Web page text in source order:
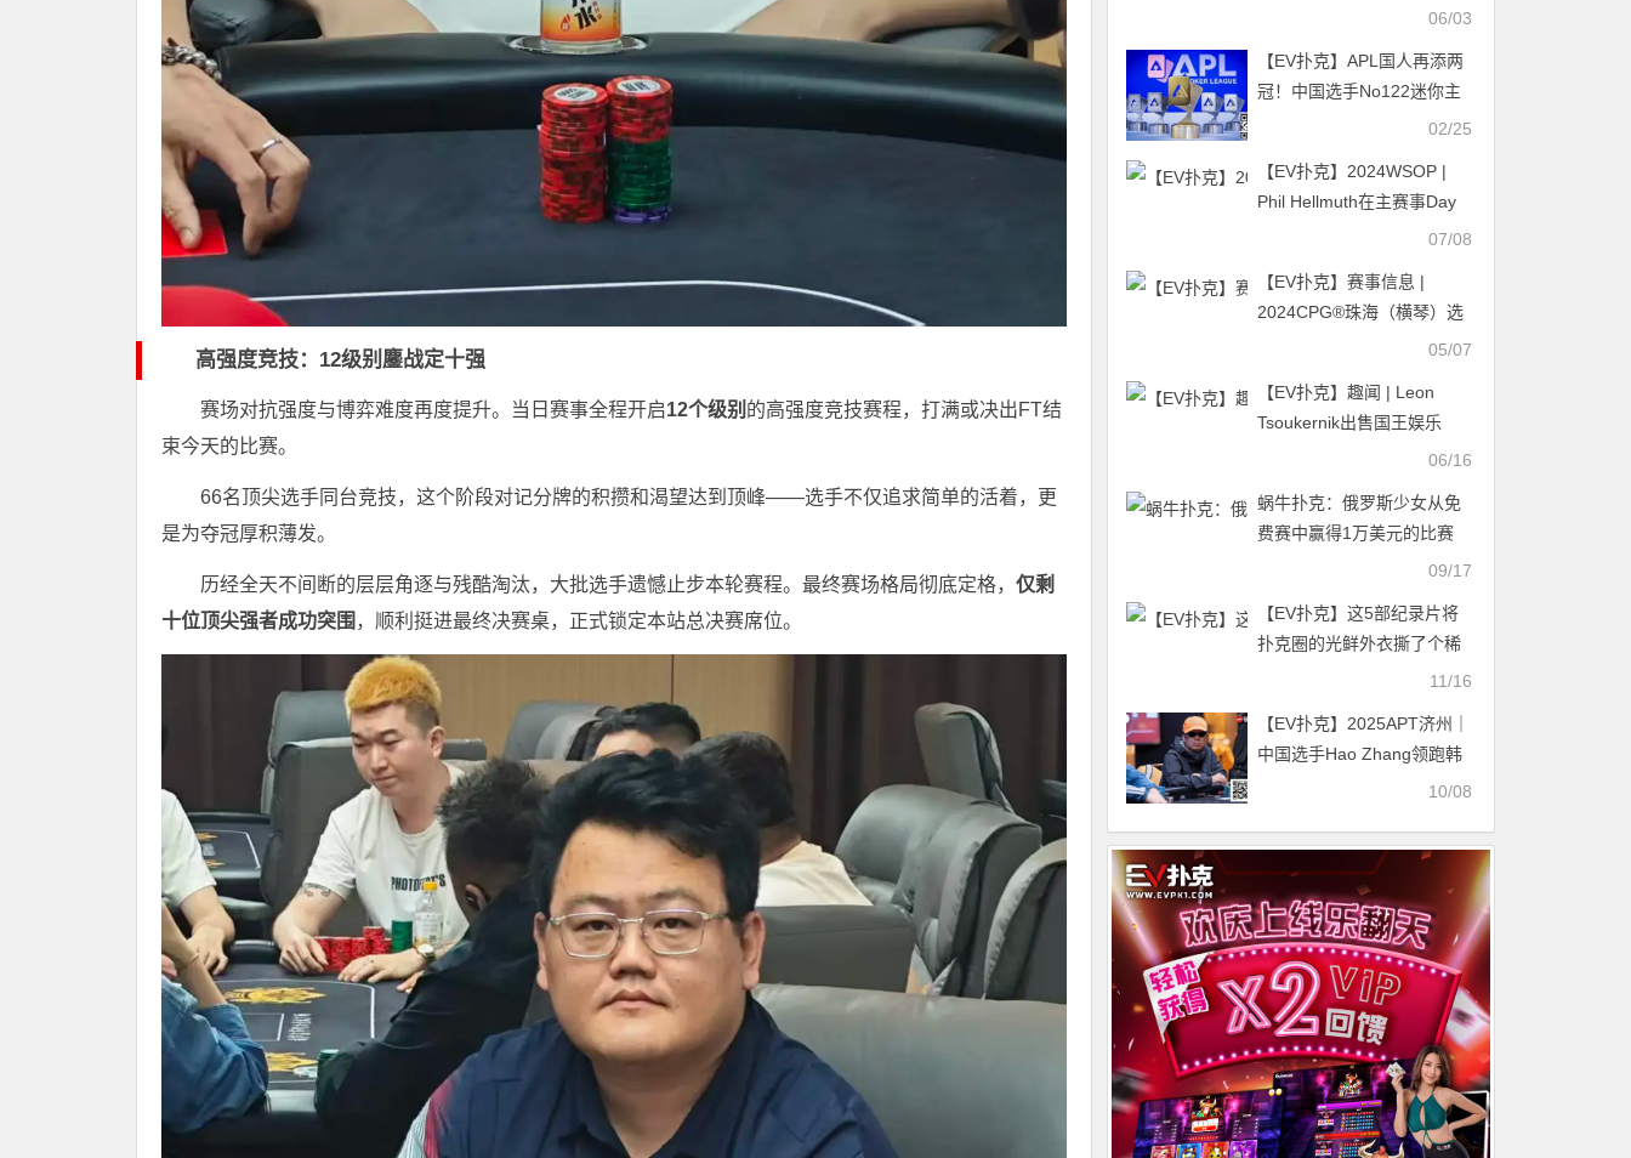
高强度竞技：12级别鏖战定十强
赛场对抗强度与博弈难度再度提升。当日赛事全程开启12个级别 的高强度竞技赛程，打满或决出FT结
束今天的比赛。
66名顶尖选手同台竞技，这个阶段对记分牌的积攒和渴望达到顶峰——选手不仅追求简单的活着，更
是为夺冠厚积薄发。
历经全天不间断的层层角逐与残酷淘汰，大批选手遗憾止步本轮赛程。最终赛场格局彻底定格， 仅剩
十位顶尖强者成功突围 ，顺利挺进最终决赛桌，正式锁定本站总决赛席位。
L；Phil Galfond在挑战中在
Blom回归
06/03
【EV扑克】APL国人再添两
冠！中国选手No122迷你主
赛8,000人脱颖而出，WSOP
02/25
【EV扑克】2024WSOP |
Phil Hellmuth在主赛事Day
07/08
【EV扑克】赛事信息 |
2024CPG®珠海（横琴）选
拔赛酒店5月7日起开放预订
05/07
【EV扑克】趣闻 | Leon
Tsoukernik出售国王娱乐
06/16
蜗牛扑克：俄罗斯少女从免
费赛中赢得1万美元的比赛
09/17
【EV扑克】这5部纪录片将
扑克圈的光鲜外衣撕了个稀
11/16
【EV扑克】2025APT济州｜
中国选手Hao Zhang领跑韩
国史上最大扑克赛事决赛10/08